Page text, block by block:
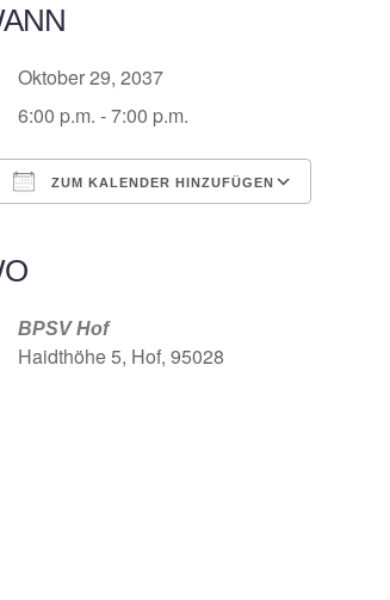
Oktober 29, 2037
6:00 p.m. - 7:00 p.m.
ZUM KALENDER HINZUFÜGEN
BPSV Hof
Haidthöhe 5, Hof, 95028